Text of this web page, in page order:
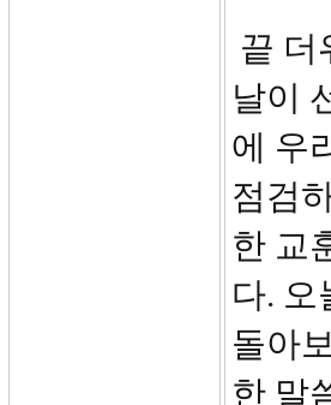
끝 더
날이
에 우
점검
한 교
다. 오
돌아
한 말